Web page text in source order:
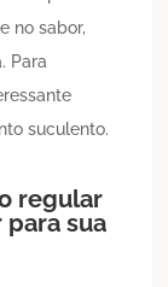
no sabor,
Para
suculento.
regular
para sua